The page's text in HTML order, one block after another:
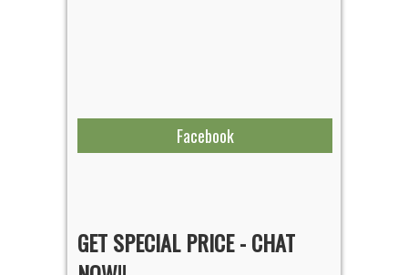
Facebook
GET SPECIAL PRICE - CHAT